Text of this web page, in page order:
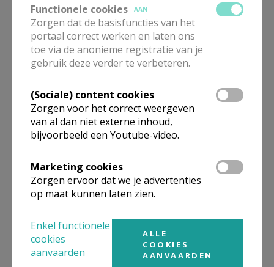
E.H. Filip Vanbesien
Sint-Baafskerkstraat 2
8200 SINT-ANDRIES
Stuur een mailtje
Google Maps
Organisatiestructuur
Functionele cookies
AAN
Zorgen dat de basisfuncties van het
portaal correct werken en laten ons
toe via de anonieme registratie van je
gebruik deze verder te verbeteren.
(Sociale) content cookies
Zorgen voor het correct weergeven
van al dan niet externe inhoud,
bijvoorbeeld een Youtube-video.
Marketing cookies
Zorgen ervoor dat we je advertenties
op maat kunnen laten zien.
Enkel functionele
cookies
aanvaarden
ALLE
COOKIES
AANVAARDEN